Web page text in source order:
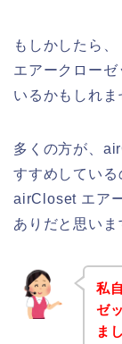
もしかしたら
エアークロー
いるかもしれま
多くの方が、
すすめしてい
airCloset エア
ありだと思いま
私
ゼ
ま